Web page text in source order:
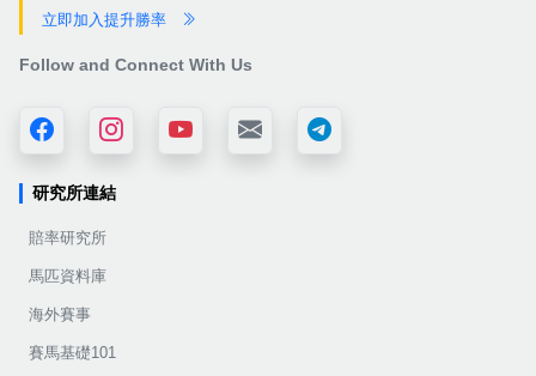
立即加入提升勝率
Follow and Connect With Us
研究所連結
賠率研究所
馬匹資料庫
海外賽事
賽馬基礎101